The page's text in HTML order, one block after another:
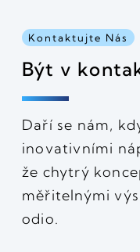
Kontaktujte Nás
Být v
Daří se nám,
inovativními
že chytrý
měřitelnými
odio.